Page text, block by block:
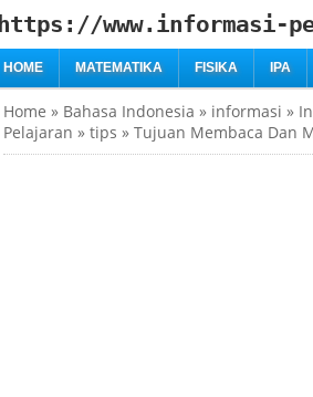
https://www.informasi-
HOME MATEMATIKA FISIKA IPA
Home » Bahasa Indonesia » informasi »
Pelajaran » tips » Tujuan Membaca Dan